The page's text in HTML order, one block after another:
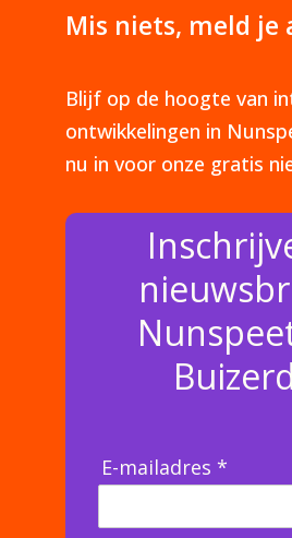
Mis niets, meld je
Blijf op de hoogte van
ontwikkelingen in
nu in voor onze gratis
Buizerd
E-mailadres *